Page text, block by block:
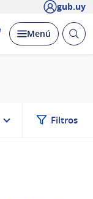
gub.uy
Desplegar
Menú Abrir
Filtros